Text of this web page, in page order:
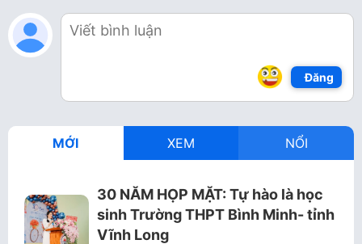
Đăng
MỚI XEM NỔI
30 NĂM HỌP MẶT: Tự hào là học
sinh Trường THPT Bình Minh- tỉnh
Vĩnh Long